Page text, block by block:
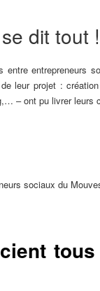
dit tout !
leur projet :
– ont pu livrer leurs
sociaux du